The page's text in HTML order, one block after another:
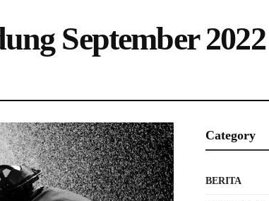
September 2022
Category
BERITA